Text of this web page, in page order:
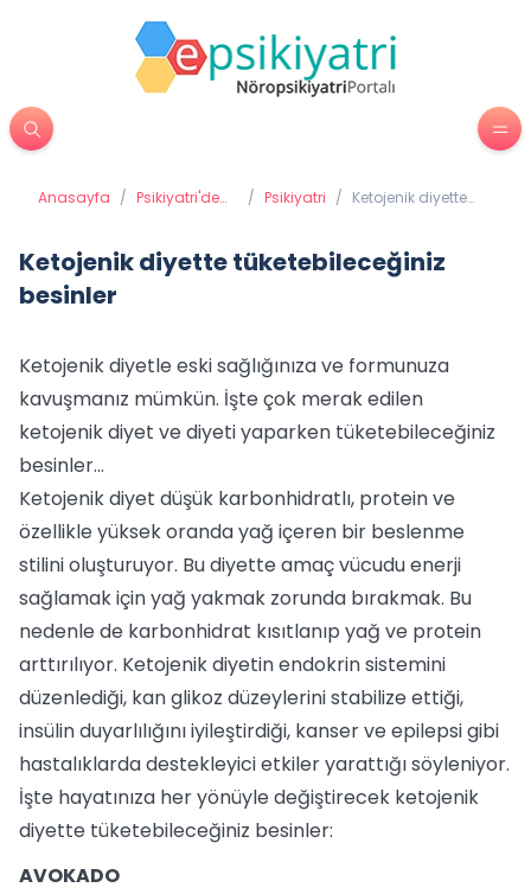
Anasayfa / Psikiyatri'de
/ Psikiyatri / Ketojenik diyette
Ketojenik diyette tüketebileceğiniz
besinler
Ketojenik diyetle eski sağlığınıza ve formunuza
kavuşmanız mümkün. İşte çok merak edilen
ketojenik diyet ve diyeti yaparken tüketebileceğiniz
besinler...
Ketojenik diyet düşük karbonhidratlı, protein ve
özellikle yüksek oranda yağ içeren bir beslenme
stilini oluşturuyor. Bu diyette amaç vücudu enerji
sağlamak için yağ yakmak zorunda bırakmak. Bu
nedenle de karbonhidrat kısıtlanıp yağ ve protein
arttırılıyor. Ketojenik diyetin endokrin sistemini
düzenlediği, kan glikoz düzeylerini stabilize ettiği,
insülin duyarlılığını iyileştirdiği, kanser ve epilepsi gibi
hastalıklarda destekleyici etkiler yarattığı söyleniyor.
İşte hayatınıza her yönüyle değiştirecek ketojenik
diyette tüketebileceğiniz besinler:
AVOKADO